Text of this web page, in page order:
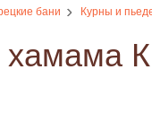
бани Курны и
хамама